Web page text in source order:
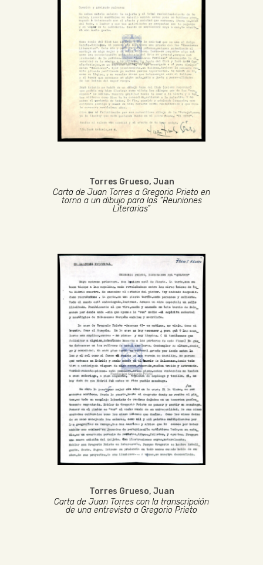
Torres Grueso, Juan
Carta de Juan Torres a Gregorio Prieto en
torno a un dibujo para las “Reuniones
Literarias”
Torres Grueso, Juan
Carta de Juan Torres con la transcripción
de una entrevista a Gregorio Prieto